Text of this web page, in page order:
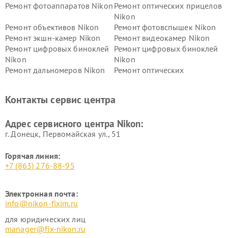
Ремонт фотоаппаратов Nikon Ремонт оптических прицелов
Nikon
Ремонт объективов Nikon
Ремонт фотовспышек Nikon
Ремонт экшн-камер Nikon
Ремонт видеокамер Nikon
Ремонт цифровых биноклей
Nikon
Ремонт цифровых биноклей
Nikon
Ремонт дальномеров Nikon
Ремонт оптических
Контакты сервис центра
Адрес сервисного центра Nikon:
г. Донецк, Первомайская ул., 51
Горячая линия:
+7 (863) 276-88-95
Электронная почта:
info@nikon-fixim.ru
для юридических лиц
manager@fix-nikon.ru